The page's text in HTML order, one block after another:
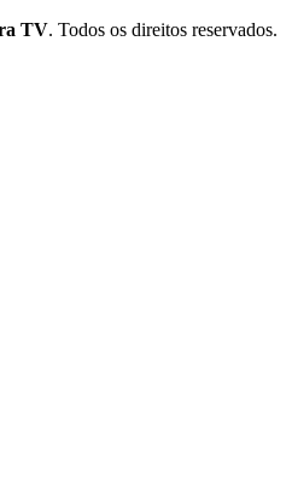
TV. Todos os direitos reservados.